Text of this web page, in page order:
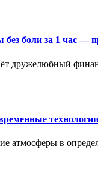
боли за 1 час —
дружелюбный
атмосферы в